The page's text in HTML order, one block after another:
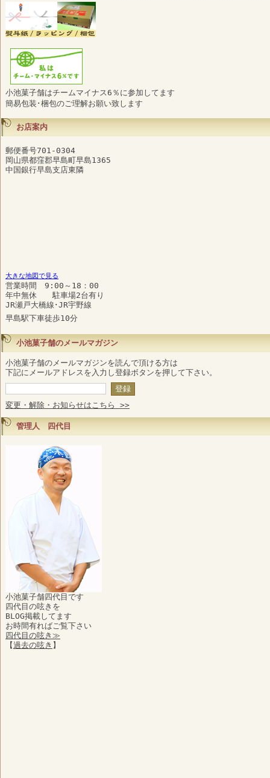
小池菓子舗はチームマイナス6％に参加してます
簡易包装･梱包のご理解お願い致します
お店案内
郵便番号701-0304
岡山県都窪郡早島町早島1365
中国銀行早島支店東隣
大きな地図で見る
営業時間 9:00～18：00
年中無休 駐車場2台有り
JR瀬戸大橋線･JR宇野線
早島駅下車徒歩10分
小池菓子舗のメールマガジン
小池菓子舗のメールマガジンを読んで頂ける方は
下記にメールアドレスを入力し登録ボタンを押して下さい。
変更・解除・お知らせはこちら >>
管理人 四代目
小池菓子舗四代目です
四代目の呟きを
BLOG掲載してます
お時間有ればご覧下さい
四代目の呟き≫
【過去の呟き 】